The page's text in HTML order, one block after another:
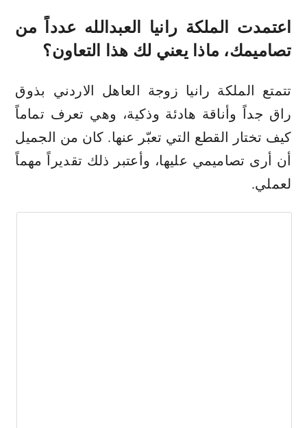
اعتمدت الملكة رانيا العبدالله عدداً من
تصاميمك، ماذا يعني لك هذا التعاون؟
تتمتع الملكة رانيا زوجة العاهل الاردني بذوق
راق جداً وأناقة هادئة وذكية، وهي تعرف تماماً
كيف تختار القطع التي تعبّر عنها. كان من الجميل
أن أرى تصاميمي عليها، وأعتبر ذلك تقديراً مهماً
لعملي.